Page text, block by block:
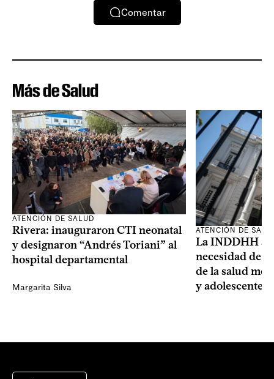
Comentar
Más de Salud
ATENCIÓN DE SALUD
Rivera: inauguraron CTI neonatal
y designaron “Andrés Toriani” al
hospital departamental
Margarita Silva
ATENCIÓN DE
La INDDHH
necesidad de
de la salud
y adolescentes